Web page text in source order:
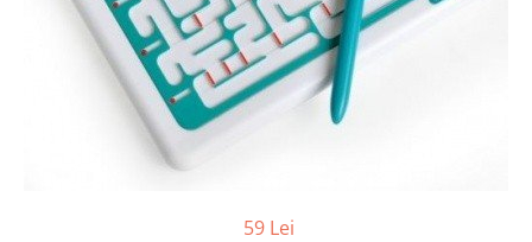
59 Lei